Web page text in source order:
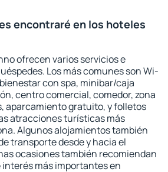
encontraré en los hoteles
ofrecen varios servicios e
Los más comunes son Wi-
con spa, minibar/caja
centro comercial, comedor, zona
aparcamiento gratuito, y folletos
atracciones turísticas más
Algunos alojamientos también
transporte desde y hacia el
ocasiones también recomiendan
más importantes en